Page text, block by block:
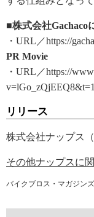
■株式会社Gachaco
・URL／https://
PR Movie
・URL／https://
リリース
株式会社ナップス（
その他ナップスに
バイクブロス・マガジン